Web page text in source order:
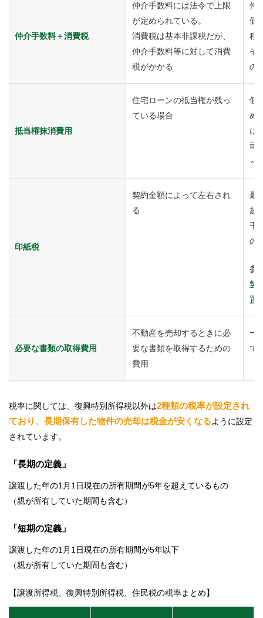
仲介手数料＋消費税
仲介手数料には法令で上限
が定められている。
消費税は基本非課税だが、
仲介手数料等に対して消費
税がかかる
仲
価
程
そ
の
抵当権抹消費用
住宅ローンの抵当権が残っ
ている場合
個
め
に
司
～
印紙税
契約金額によって左右され
る
最
超
千
の
参
契
置
必要な書類の取得費用
不動産を売却するときに必
要な書類を取得するための
費用
一
で
税率に関しては、復興特別所得税以外は2種類の税率が設定され
ており、長期保有した物件の売却は税金が安くなるように設定
されています。
「長期の定義」
譲渡した年の1月1日現在の所有期間が5年を超えているもの
（親が所有していた期間も含む）
「短期の定義」
譲渡した年の1月1日現在の所有期間が5年以下
（親が所有していた期間も含む）
【譲渡所得税、復興特別所得税、住民税の税率まとめ】